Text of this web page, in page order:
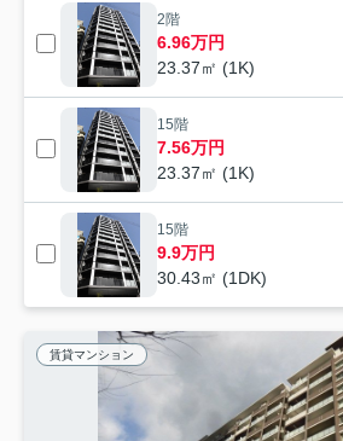
2階
6.96万円
23.37㎡ (1K)
15階
7.56万円
23.37㎡ (1K)
15階
9.9万円
30.43㎡ (1DK)
賃貸マンション